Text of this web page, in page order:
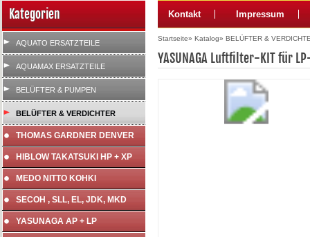
Kategorien
AQUATO ERSATZTEILE
AQUAMAX ERSATZTEILE
BELÜFTER & PUMPEN
BELÜFTER & VERDICHTER
THOMAS GARDNER DENVER
HIBLOW TAKATSUKI HP + XP
MEDO NITTO KOHKI
SECOH , SLL, EL, JDK, MKD
YASUNAGA AP + LP
Kontakt Impressum
Startseite» Katalog» BELÜFTER &
YASUNAGA Luftfilter-KIT für